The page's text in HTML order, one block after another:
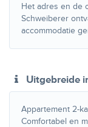
Het adres en de
Schweiberer
accommodatie
Uitgebreide
Appartement 2-
Comfortabel en